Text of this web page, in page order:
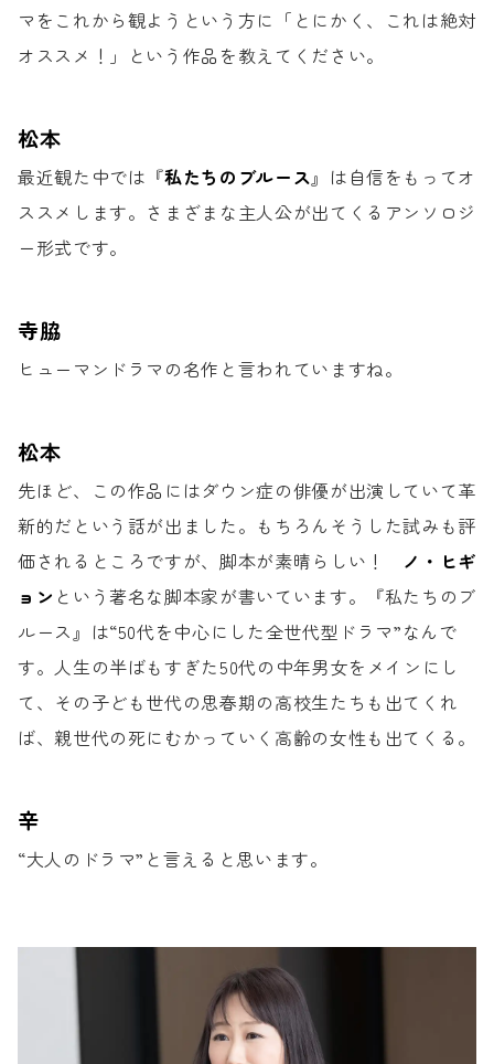
マをこれから観ようという方に 「とにかく、これは絶対
オススメ！」
という作品を教えてください。
松本
最近観た中では『私たちのブルース』は 自信をもってオ
ススメします。 さまざまな主人公が出てくる アンソロジ
ー形式です。
寺脇
ヒューマンドラマの名作と言われていますね。
松本
先ほど、この作品にはダウン症の俳優が出演していて革
新的だという話が出ました。 もちろんそうした試みも評
価されるところですが、脚本が素晴らしい！ ノ・ヒギ
ョン という著名な脚本家が書いています。
『私たちのブ
ルース』は“50代を中心にした全世代型ドラマ”なんで
す。 人生の半ばもすぎた50代の中年男女をメインにし
て、 その子ども世代の思春期の高校生たちも出てくれ
ば、親世代の死にむかっていく高齢の女性も出てくる。
辛
“大人のドラマ”と言えると思います。